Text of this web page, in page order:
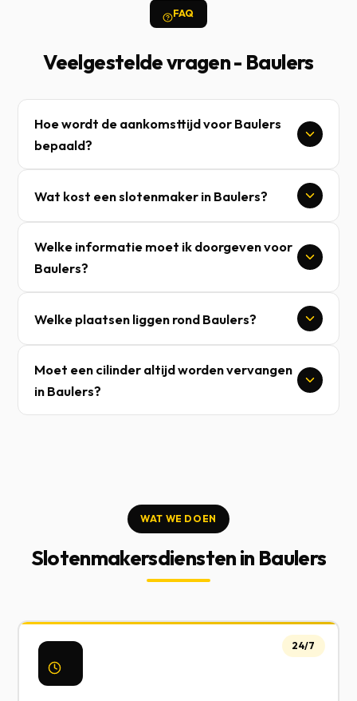
FAQ
Veelgestelde vragen - Baulers
Hoe wordt de aankomsttijd voor Baulers
bepaald?
Wat kost een slotenmaker in Baulers?
Welke informatie moet ik doorgeven voor
Baulers?
Welke plaatsen liggen rond Baulers?
Moet een cilinder altijd worden vervangen
in Baulers?
WAT WE DOEN
Slotenmakersdiensten in Baulers
24/7